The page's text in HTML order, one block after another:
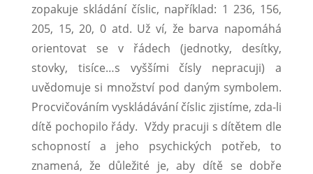
zopakuje skládání číslic, například: 1 236, 156,
205, 15, 20, 0 atd. Už ví, že barva napomáhá
orientovat se v řádech (jednotky, desítky,
stovky, tisíce…s vyššími čísly nepracuji) a
uvědomuje si množství pod daným symbolem.
Procvičováním vyskládávání číslic zjistíme, zda-li
dítě pochopilo řády. Vždy pracuji s dítětem dle
schopností a jeho psychických potřeb, to
znamená, že důležité je, aby dítě se dobře